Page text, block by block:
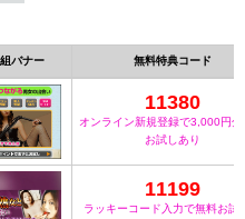
バナー 無料特典コード
11380
オンライン新規登録で3,000円分
お試しあり
11199
ラッキーコード入力で無料お試